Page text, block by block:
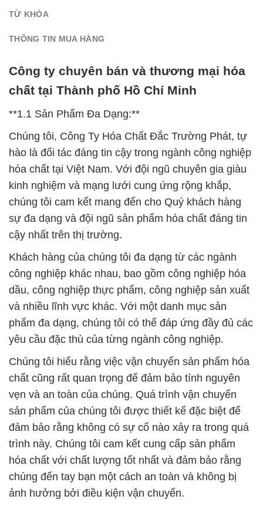
TỪ KHÓA
THÔNG TIN MUA HÀNG
Công ty chuyên bán và thương mại hóa
chất tại Thành phố Hồ Chí Minh
**1.1 Sản Phẩm Đa Dạng:**
Chúng tôi, Công Ty Hóa Chất Đắc Trường Phát, tự
hào là đối tác đáng tin cậy trong ngành công nghiệp
hóa chất tại Việt Nam. Với đội ngũ chuyên gia giàu
kinh nghiệm và mạng lưới cung ứng rộng khắp,
chúng tôi cam kết mang đến cho Quý khách hàng
sự đa dạng và đội ngũ sản phẩm hóa chất đáng tin
cậy nhất trên thị trường.
Khách hàng của chúng tôi đa dạng từ các ngành
công nghiệp khác nhau, bao gồm công nghiệp hóa
dầu, công nghiệp thực phẩm, công nghiệp sản xuất
và nhiều lĩnh vực khác. Với một danh mục sản
phẩm đa dạng, chúng tôi có thể đáp ứng đầy đủ các
yêu cầu đặc thù của từng ngành công nghiệp.
Chúng tôi hiểu rằng việc vận chuyển sản phẩm hóa
chất cũng rất quan trọng để đảm bảo tính nguyên
vẹn và an toàn của chúng. Quá trình vận chuyển
sản phẩm của chúng tôi được thiết kế đặc biệt để
đảm bảo rằng không có sự cố nào xảy ra trong quá
trình này. Chúng tôi cam kết cung cấp sản phẩm
hóa chất với chất lượng tốt nhất và đảm bảo rằng
chúng đến tay bạn một cách an toàn và không bị
ảnh hưởng bởi điều kiện vận chuyển.